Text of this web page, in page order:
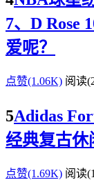
7、D Rose
爱呢？
点赞(1.06K) 阅读
5Adidas
经典复古休
点赞(1.69K) 阅读